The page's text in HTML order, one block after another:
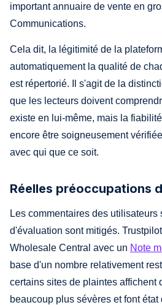
important annuaire de vente en
Communications.
Cela dit, la légitimité de la
automatiquement la qualité de
est répertorié. Il s'agit de la
que les lecteurs doivent
existe en lui-même, mais la
encore être soigneusement
avec qui que ce soit.
Réelles préoccupations
Les commentaires des utilisateurs
d'évaluation sont mitigés.
Wholesale Central avec un Note
base d'un nombre relativement
certains sites de plaintes affichent
beaucoup plus sévères et font